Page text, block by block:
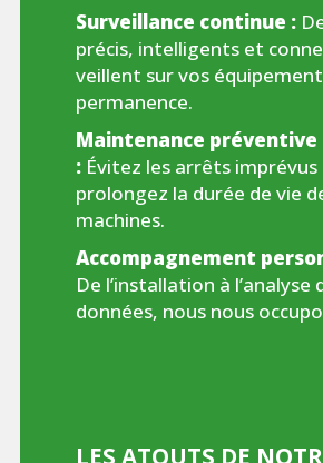
Surveillance continue :
précis, intelligents et
veillent sur vos
permanence.
Maintenance
: Évitez les arrêts
prolongez la durée de vie
machines.
Accompagnement
De l’installation à l’analyse
données, nous nous
LES ATOUTS DE